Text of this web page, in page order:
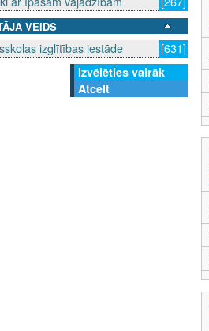
VEIDS
izglītības iestāde
[631]
Izvēlēties vairāk
Atcelt